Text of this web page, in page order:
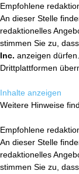
Empfohlene
An dieser Stelle
redaktionelles
stimmen Sie zu,
Inc. anzeigen
Drittplattformen
Inhalte anzeigen
Weitere Hinweise
Empfohlene
An dieser Stelle
redaktionelles
stimmen Sie zu,